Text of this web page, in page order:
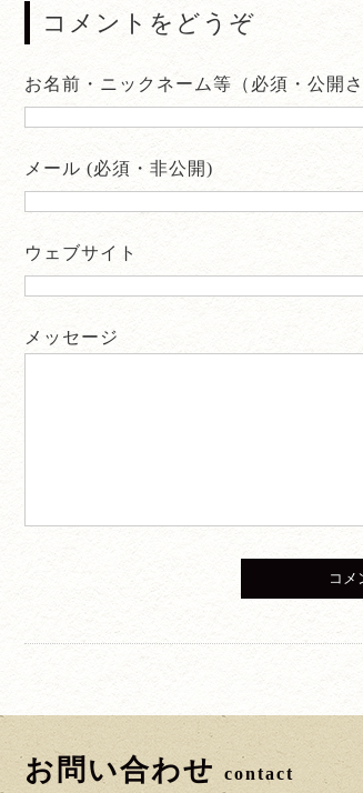
コメントをどうぞ
お名前・ニックネーム等（必須・公開さ
メール (必須・非公開)
ウェブサイト
メッセージ
お問い合わせ contact